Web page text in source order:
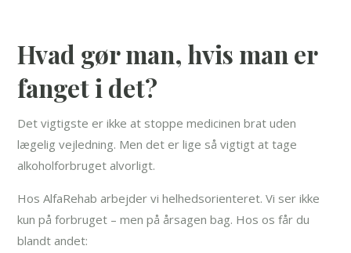
Hvad gør man, hvis man er
fanget i det?
Det vigtigste er ikke at stoppe medicinen brat uden
lægelig vejledning. Men det er lige så vigtigt at tage
alkoholforbruget alvorligt.
Hos AlfaRehab arbejder vi helhedsorienteret. Vi ser ikke
kun på forbruget – men på årsagen bag. Hos os får du
blandt andet: